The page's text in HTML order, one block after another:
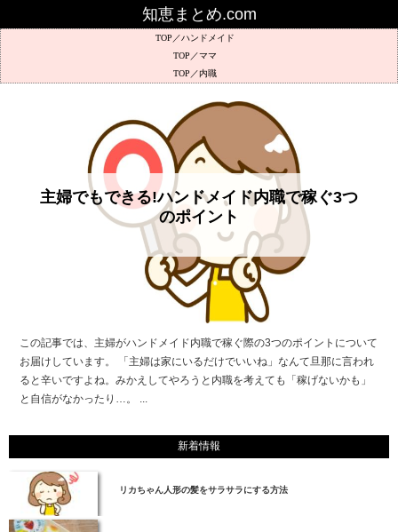
知恵まとめ.com
ハンドメイド
ママ
内職
主婦でもできる!ハンドメイド内職で稼ぐ3つ
のポイント
この記事では、主婦がハンドメイド内職で稼ぐ際の3つのポイントについて
お届けしています。 「主婦は家にいるだけでいいね」なんて旦那に言われ
ると辛いですよね。みかえしてやろうと内職を考えても「稼げないかも」
と自信がなかったり…。 ...
新着情報
リカちゃん人形の髪をサラサラにする方法